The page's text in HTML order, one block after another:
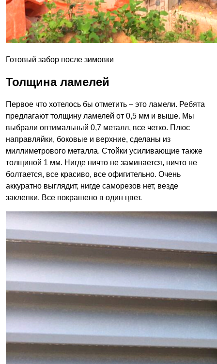
Готовый забор после зимовки
Толщина ламелей
Первое что хотелось бы отметить – это ламели. Ребята
предлагают толщину ламелей от 0,5 мм и выше. Мы
выбрали оптимальный 0,7 металл, все четко. Плюс
направляйки, боковые и верхние, сделаны из
миллиметрового металла. Стойки усиливающие также
толщиной 1 мм. Нигде ничто не заминается, ничто не
болтается, все красиво, все офигительно. Очень
аккуратно выглядит, нигде саморезов нет, везде
заклепки. Все покрашено в один цвет.